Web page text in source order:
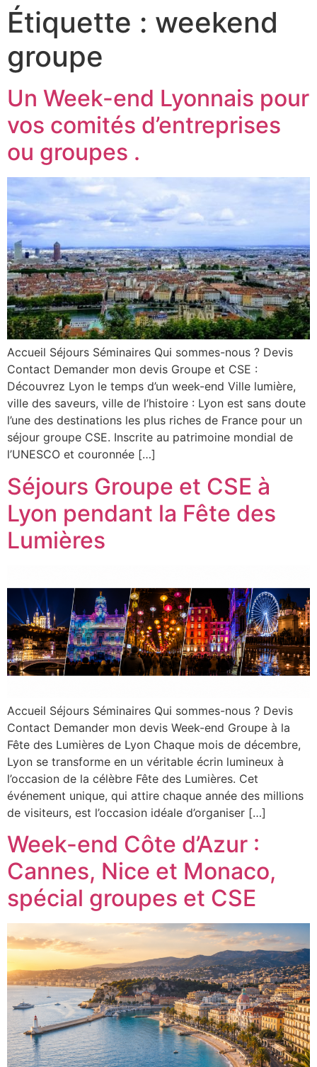
Étiquette : weekend
groupe
Un Week-end Lyonnais pour
vos comités d’entreprises
ou groupes .
Accueil Séjours Séminaires Qui sommes-nous ? Devis
Contact Demander mon devis Groupe et CSE :
Découvrez Lyon le temps d’un week-end Ville lumière,
ville des saveurs, ville de l’histoire : Lyon est sans doute
l’une des destinations les plus riches de France pour un
séjour groupe CSE. Inscrite au patrimoine mondial de
l’UNESCO et couronnée […]
Séjours Groupe et CSE à
Lyon pendant la Fête des
Lumières
Accueil Séjours Séminaires Qui sommes-nous ? Devis
Contact Demander mon devis Week-end Groupe à la
Fête des Lumières de Lyon Chaque mois de décembre,
Lyon se transforme en un véritable écrin lumineux à
l’occasion de la célèbre Fête des Lumières. Cet
événement unique, qui attire chaque année des millions
de visiteurs, est l’occasion idéale d’organiser […]
Week-end Côte d’Azur :
Cannes, Nice et Monaco,
spécial groupes et CSE